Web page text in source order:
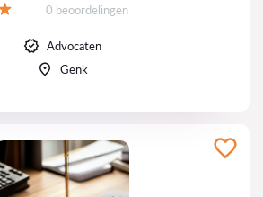
Beoordelingen:
0 beoordelingen
Advocaten
Genk